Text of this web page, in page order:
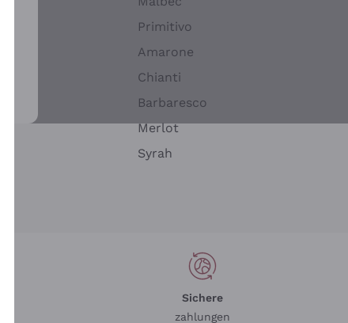
Primitivo
Amarone
Chianti
Barbaresco
Merlot
Syrah
Sichere
zahlungen